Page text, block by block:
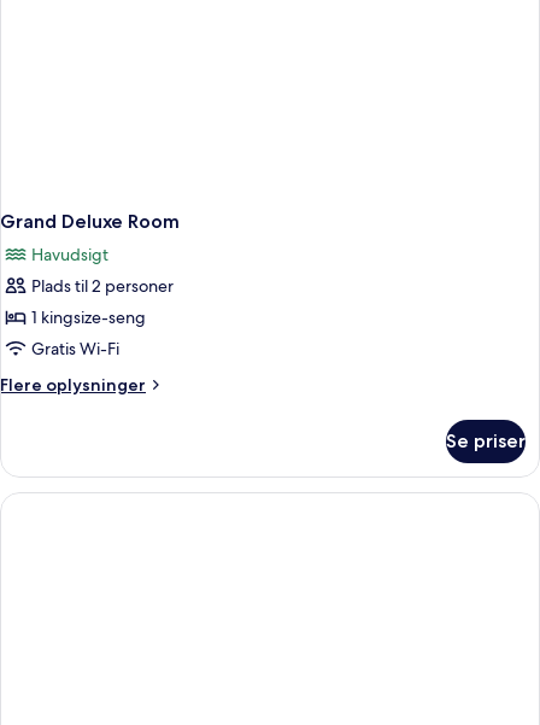
Grand Deluxe Room
Havudsigt
Plads til 2 personer
1 kingsize-seng
Gratis Wi-Fi
Flere oplysninger
Flere
Deluxe
Room
Se priser